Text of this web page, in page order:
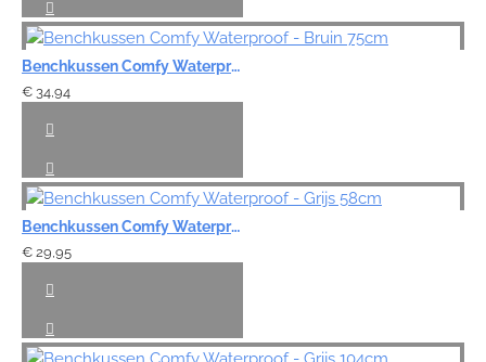
Benchkussen Comfy Waterproof - Bruin 75cm
€ 34,94
Benchkussen Comfy Waterproof - Grijs 58cm
€ 29,95